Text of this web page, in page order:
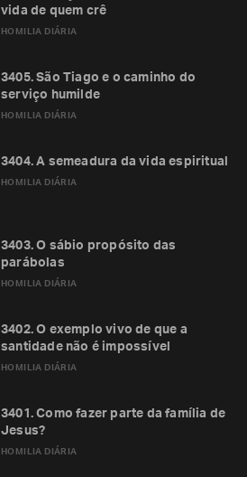
HOMILIA DIÁRIA
vida de quem crê
HOMILIA DIÁRIA
3405. São Tiago e o caminho do
serviço humilde
HOMILIA DIÁRIA
3404. A semeadura da vida espiritual
HOMILIA DIÁRIA
3403. O sábio propósito das
parábolas
HOMILIA DIÁRIA
3402. O exemplo vivo de que a
santidade não é impossível
HOMILIA DIÁRIA
3401. Como fazer parte da família de
Jesus?